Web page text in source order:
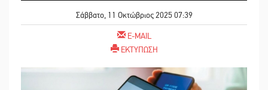
Σάββατο, 11 Οκτώβριος 2025 07:39
E-MAIL
ΕΚΤΥΠΩΣΗ